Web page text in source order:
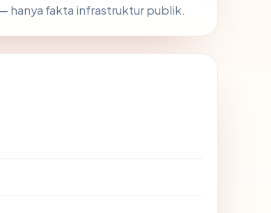
hanya fakta infrastruktur publik.